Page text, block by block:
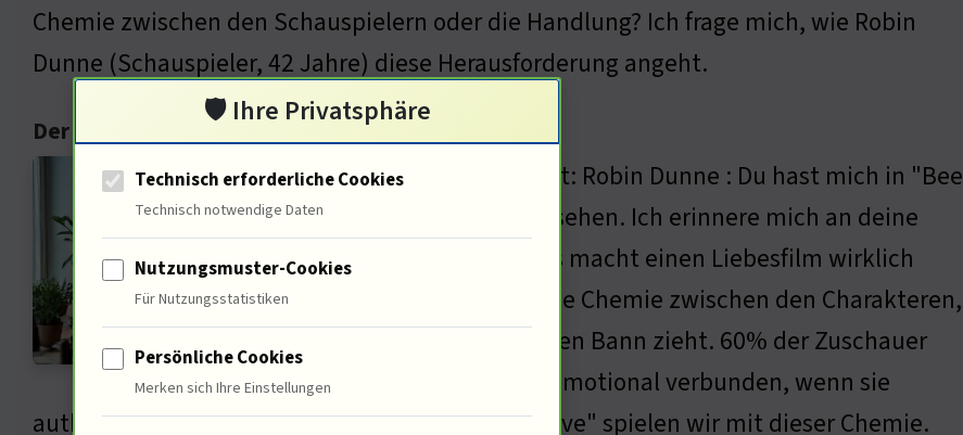
Chemie zwischen den Schauspielern oder die Handlung? Ich frage mich, wie Robin
Dunne (Schauspieler, 42 Jahre) diese Herausforderung angeht.
Der Blick hinter die Kulissen: Wer ist Robin Dunne?
Direkt gesagt: Robin Dunne : Du hast mich in "Bee
My Love" gesehen. Ich erinnere mich an deine
Frage … Was macht einen Liebesfilm wirklich
aus? Es ist die Chemie zwischen den Charakteren,
die dasin ihren Bann zieht. 60% der Zuschauer
fühlen sich emotional verbunden, wenn sie
authentische Darstellungen sehen. In "Bee My Love" spielen wir mit dieser Chemie.
🛡️ Ihre Privatsphäre
Technisch erforderliche Cookies
Technisch notwendige Daten
Nutzungsmuster-Cookies
Für Nutzungsstatistiken
Persönliche Cookies
Merken sich Ihre Einstellungen